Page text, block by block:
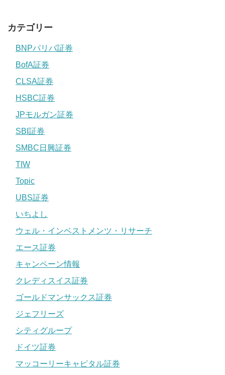
カテゴリー
BNPパリバ証券
BofA証券
CLSA証券
HSBC証券
JPモルガン証券
SBI証券
SMBC日興証券
TIW
Topic
UBS証券
いちよし
ウェル・インベストメンツ・リサーチ
エース証券
キャンペーン情報
クレディスイス証券
ゴールドマンサックス証券
ジェフリーズ
シティグループ
ドイツ証券
マッコーリーキャピタル証券